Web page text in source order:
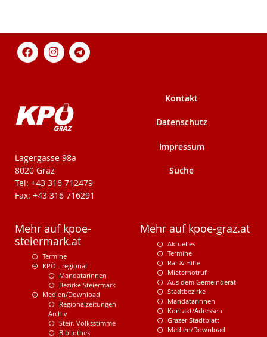
KPÖ-Steiermark
Lagergasse 98a
8020 Graz
Tel: +43 316 712479
Fax: +43 316 716291
Kontakt
Datenschutz
Impressum
Suche
Mehr auf kpoe-
steiermark.at
Termine
KPÖ - regional
Mandatarinnen
Bezirke Steiermark
Medien/Download
Regionalzeitungen
Archiv
Steir. Volksstimme
Bibliothek
Mehr auf kpoe-graz.at
Aktuelles
Termine
Rat & Hilfe
Mieternotruf
Aus dem Gemeinderat
Stadtbezirke
MandatarInnen
Kontakt/Adressen
Grazer Stadtblatt
Medien/Download